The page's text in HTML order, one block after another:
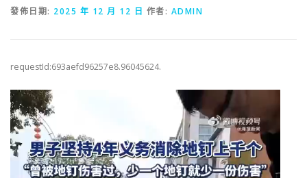
發佈日期: 2025 年 12 月 12 日 作者: ADMIN
requestId:693aefd96257e8.96045624.